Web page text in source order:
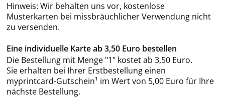
Hinweis: Wir behalten uns vor, kostenlose
Musterkarten bei missbräuchlicher Verwendung nicht
zu versenden.
Eine individuelle Karte ab 3,50 Euro bestellen
Die Bestellung mit Menge "1" kostet ab 3,50 Euro.
Sie erhalten bei Ihrer Erstbestellung einen
myprintcard-Gutschein¹ im Wert von 5,00 Euro für Ihre
nächste Bestellung.